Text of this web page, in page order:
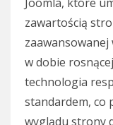
zawartością
w dobie
technologia
standardem, co
wyglądu strony